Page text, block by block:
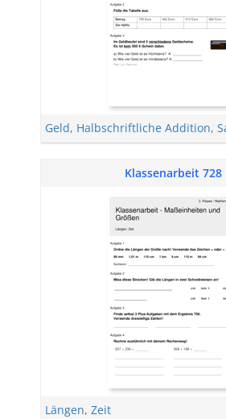
Geld, Halbschriftliche Addition,
Klassenarbeit 728
Längen, Zeit